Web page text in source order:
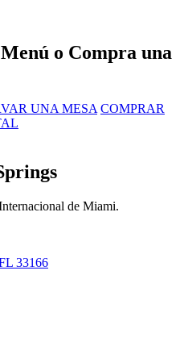
o Compra una
UNA MESA COMPRAR
de Miami.
33166